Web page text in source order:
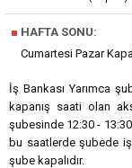
■ HAFTA SONU:
Cumartesi Pazar
İş Bankası Yarımca
kapanış saati olan
şubesinde 12:30 -
bu saatlerde şubede
şube kapalıdır.